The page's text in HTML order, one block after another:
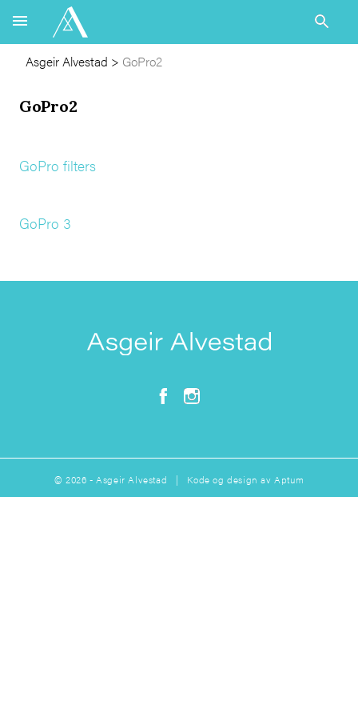
Asgeir Alvestad > GoPro2
GoPro2
GoPro filters
GoPro 3
© 2026 - Asgeir Alvestad | Kode og design avAptum